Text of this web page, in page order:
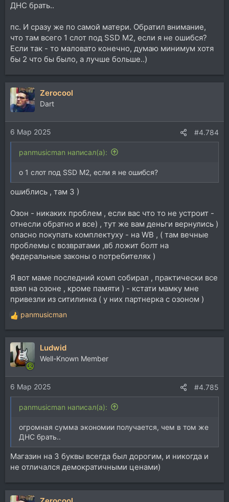
блок питания в 850 ватт , это нижний порог для
gold 80+ , для него оптимальная нагрузка 80
процентов , то есть 650 ватт ... хватит для одной
мощной видеокарты проца и периферии ..
ДНС брать..
пс. И сразу же по самой матери. Обратил внимание,
что там всего 1 слот под SSD M2, если я не ошибся?
Если так - то маловато конечно, думаю минимум хотя
бы 2 что бы было, а лучше больше..)
Zerocool
Dart
6 Мар 2025 #4.784
panmusicman написал(а):
о 1 слот под SSD M2, если я не ошибся?
ошиблись , там 3 )
Озон - никаких проблем , если вас что то не устроит -
отнесли обратно и все) , тут же вам деньги вернулись )
опасно покупать комплектуху - на WB , ( там вечные
проблемы с возвратами ,вб ложит болт на
федеральные законы о потребителях )
Я вот маме последний комп собирал , практически все
взял на озоне , кроме памяти ) - кстати мамку мне
привезли из ситилинка ( у них партнерка с озоном )
Р
е
а
ц
и
и
:
panmusicman
Ludwid
Well-Known Member
6 Мар 2025 #4.785
panmusicman написал(а):
огромная сумма экономии получается, чем в том же
ДНС брать..
Магазин на 3 буквы всегда был дорогим, и никогда и
не отличался демократичными ценами)